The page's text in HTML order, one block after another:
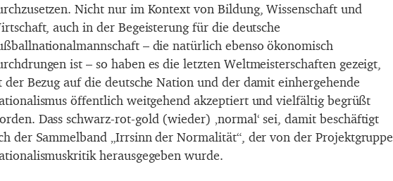
Nicht nur im Kontext von Bildung, Wissenschaft und
auch in der Begeisterung für die deutsche
– die natürlich ebenso ökonomisch
ist – so haben es die letzten Weltmeisterschaften gezeigt,
der Bezug auf die deutsche Nation und der damit einhergehende
öffentlich weitgehend akzeptiert und vielfältig begrüßt
Dass schwarz-rot-gold (wieder) ‚normal‘ sei, damit beschäftigt
der Sammelband „Irrsinn der Normalität“, der von der Projektgruppe
herausgegeben wurde.